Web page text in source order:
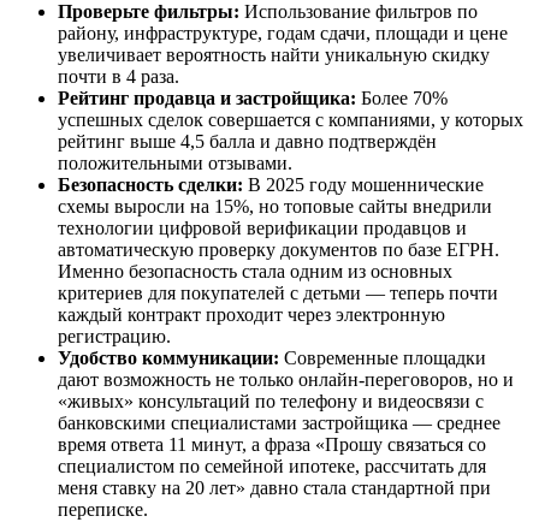
Проверьте фильтры: Использование фильтров по
району, инфраструктуре, годам сдачи, площади и цене
увеличивает вероятность найти уникальную скидку
почти в 4 раза.
Рейтинг продавца и застройщика: Более 70%
успешных сделок совершается с компаниями, у которых
рейтинг выше 4,5 балла и давно подтверждён
положительными отзывами.
Безопасность сделки: В 2025 году мошеннические
схемы выросли на 15%, но топовые сайты внедрили
технологии цифровой верификации продавцов и
автоматическую проверку документов по базе ЕГРН.
Именно безопасность стала одним из основных
критериев для покупателей с детьми — теперь почти
каждый контракт проходит через электронную
регистрацию.
Удобство коммуникации: Современные площадки
дают возможность не только онлайн-переговоров, но и
«живых» консультаций по телефону и видеосвязи с
банковскими специалистами застройщика — среднее
время ответа 11 минут, а фраза «Прошу связаться со
специалистом по семейной ипотеке, рассчитать для
меня ставку на 20 лет» давно стала стандартной при
переписке.